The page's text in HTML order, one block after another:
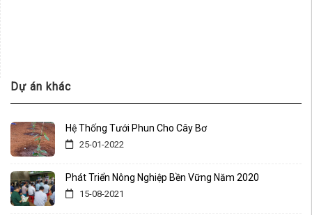
Dự án khác
Hệ Thống Tưới Phun Cho Cây Bơ
25-01-2022
Phát Triển Nông Nghiệp Bền Vững Năm 2020
15-08-2021